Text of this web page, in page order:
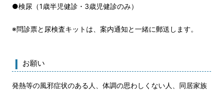
●検尿（1歳半児健診・3歳児健診のみ）
※問診票と尿検査キットは、案内通知と一緒に郵送します。
お願い
発熱等の風邪症状のある人、体調の思わしくない人、同居家族